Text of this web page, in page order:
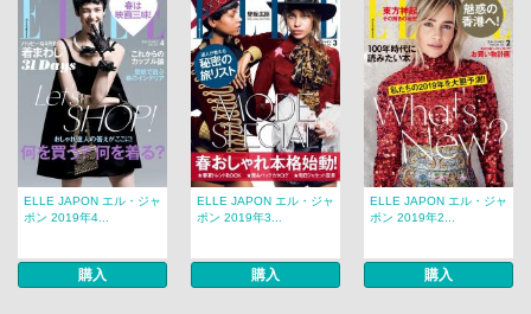
ELLE JAPON エル・ジャ
ポン 2019年4...
購入
ELLE JAPON エル・ジャ
ポン 2019年3...
購入
ELLE JAPON エル・ジャ
ポン 2019年2...
購入